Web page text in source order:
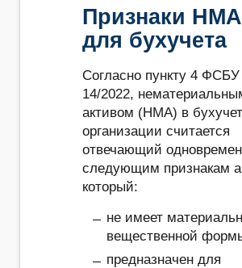
Признаки НМА
для бухучета
Согласно пункту 4 ФСБУ
14/2022,
активом (НМА) в
организации считается
отвечающий
следующим признакам
который:
не имеет
вещественной
предназначен для